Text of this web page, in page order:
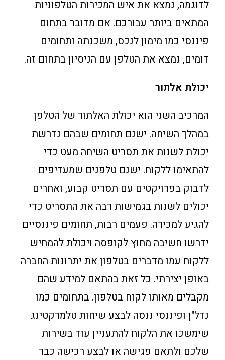
לדוגמה, נמצא את איש המכירות הטלפוניות
המתאים ביותר עבורכם. אם מדובר בתחום
פיננסי כמו מימון לנכס, משכנתה ותחומים
דומים, נמצא את הטלפן עם הניסיון בתחום זה.
יכולת אלתור
המרכיב השני הוא יכולת האלתור של הטלפן
במהלך השיחה. ישנם תחומים שבהם נדרשת
יכולת לשנות את תסריט השיחה מעט כדי
להתאימו ללקוח. ישנם טלפנים שמעדיפים
לדבוק בפרויקטים עם תסריט קבוע, ואחרים
יכולים לשנות בגמישות רבה את התסריט כדי
להגיע למכירה. פעמים רבות, תחומים פיננסיים
ידרשו חשיבה מחוץ לקופסה ויכולת להמחיש
ללקוח עמו מדברים בטלפון את יתרונות החברה
באופן יצירתי. כל זאת בהתאם למידע שהם
מקבלים מאותו לקוח בטלפון. בתחומים כמו
נדל"ן ופיננסי ננסה לבצע שיחות טלמרקטינג
שימשכו את הלקוח להתעניין עוד בשירות
שלכם ולתאם פגישה או לבצע רכישה כבר